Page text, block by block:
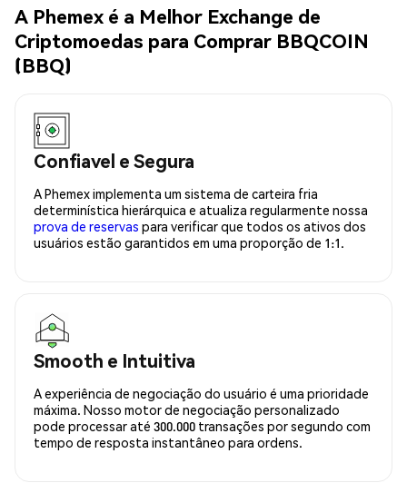
A Phemex é a Melhor Exchange de
Criptomoedas para Comprar BBQCOIN
(BBQ)
Confiavel e Segura
A Phemex implementa um sistema de carteira fria
determinística hierárquica e atualiza regularmente nossa
prova de reservas para verificar que todos os ativos dos
usuários estão garantidos em uma proporção de 1:1.
Smooth e Intuitiva
A experiência de negociação do usuário é uma prioridade
máxima. Nosso motor de negociação personalizado
pode processar até 300.000 transações por segundo com
tempo de resposta instantâneo para ordens.